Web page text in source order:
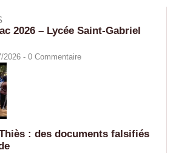
2026 – Lycée Saint-Gabriel
2026 - 0 Commentaire
: des documents falsifiés